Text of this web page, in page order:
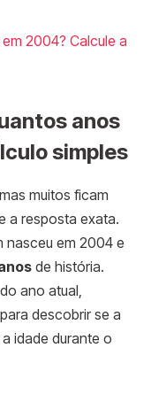
2004? Calcule a
anos
simples
muitos ficam
a resposta exata.
nasceu em 2004 e
de história.
ano atual,
descobrir se a
idade durante o